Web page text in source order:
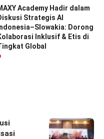
Academy Hadir dalam
Strategis AI
Indonesia–Slowakia: Dorong
Inklusif & Etis di
Global